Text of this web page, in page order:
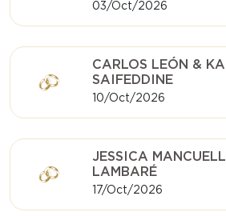
03/Oct/2026
CARLOS LEÓN &
SAIFEDDINE
10/Oct/2026
JESSICA
LAMBARÉ
17/Oct/2026